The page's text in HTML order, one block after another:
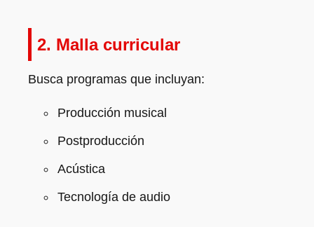
2. Malla curricular
Busca programas que incluyan:
Producción musical
Postproducción
Acústica
Tecnología de audio